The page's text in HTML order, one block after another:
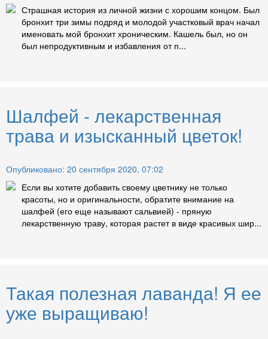
Страшная история из личной жизни с хорошим концом. Был
бронхит три зимы подряд и молодой участковый врач начал
именовать мой бронхит хроническим. Кашель был, но он
был непродуктивным и избавления от п...
Шалфей - лекарственная
трава и изысканный цветок!
Опубликовано: 20 сентября 2020, 07:02
Если вы хотите добавить своему цветнику не только
красоты, но и оригинальности, обратите внимание на
шалфей (его еще называют сальвией) - пряную
лекарственную траву, которая растет в виде красивых шир...
Такая полезная лаванда! Я ее
уже выращиваю!